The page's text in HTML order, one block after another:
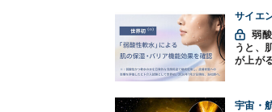
サイエ
弱酸性軟水で顔を洗
うと、
が上が
宇宙・